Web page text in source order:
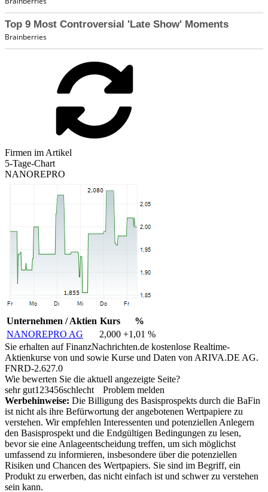
Firmen im Artikel
5-Tage-Chart
NANOREPRO
Unternehmen / Aktien Kurs
%
NANOREPRO AG
2,000 +1,01 %
Sie erhalten auf FinanzNachrichten.de kostenlose Realtime-
Aktienkurse von und sowie Kurse und Daten von ARIVA.DE AG.
FNRD-2.627.0
Wie bewerten Sie die aktuell angezeigte Seite?
sehr gut1 23456schlecht
Problem melden
Werbehinweise: Die Billigung des Basisprospekts durch die BaFin
ist nicht als ihre Befürwortung der angebotenen Wertpapiere zu
verstehen. Wir empfehlen Interessenten und potenziellen Anlegern
den Basisprospekt und die Endgültigen Bedingungen zu lesen,
bevor sie eine Anlageentscheidung treffen, um sich möglichst
umfassend zu informieren, insbesondere über die potenziellen
Risiken und Chancen des Wertpapiers. Sie sind im Begriff, ein
Produkt zu erwerben, das nicht einfach ist und schwer zu verstehen
sein kann.